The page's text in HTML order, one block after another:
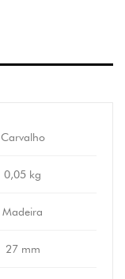
Carvalho
0,05 kg
Madeira
27 mm